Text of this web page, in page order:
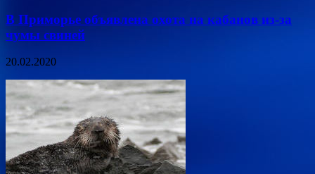
В Приморье объявлена охота на кабанов из-за
чумы свиней
20.02.2020